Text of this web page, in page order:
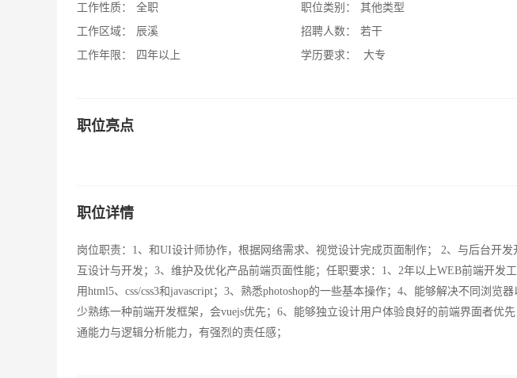
工作性质：
全职
工作区域：
辰溪
工作年限：
四年以上
职位类别：
其他类型
招聘人数：
若干
学历要求：
大专
职位亮点
职位详情
岗位职责：1、和UI设计师协作，根据网络需求、视觉设计完成页面制作； 2、与后台开
互设计与开发；3、维护及优化产品前端页面性能；任职要求：1、2年以上WEB前端开发
用html5、css/css3和javascript；3、熟悉photoshop的一些基本操作；4、能够解决不同浏览
少熟练一种前端开发框架，会vuejs优先；6、能够独立设计用户体验良好的前端界面者优
通能力与逻辑分析能力，有强烈的责任感；